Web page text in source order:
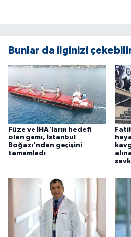
Bunlar da ilginizi
Füze ve İHA'ların hedefi
olan gemi, İstanbul
Boğazı'ndan geçişini
tamamladı